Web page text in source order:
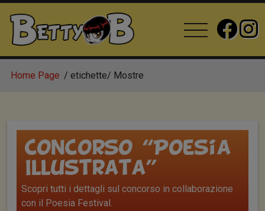
Home Page etichette Mostre
Concorso “Poesia
Illustrata”
Scopri tutti i dettagli sul concorso in collaborazione
con il Poesia Festival.